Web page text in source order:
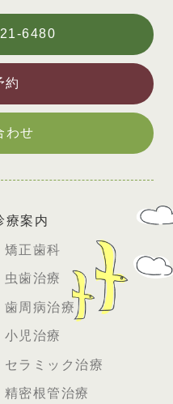
6480
約
わせ
療案内
矯正歯科
虫歯治療
歯周病治療
小児治療
セラミック治療
精密根管治療